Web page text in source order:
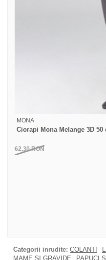
MONA
Ciorapi Mona Melange 3D 50
62,30RON
Categorii inrudite: COLANTI
MAME SI GRAVIDE
PAPUCI